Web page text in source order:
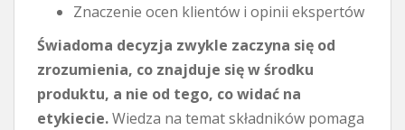
Znaczenie ocen klientów i opinii ekspertów
Świadoma decyzja zwykle zaczyna się od
zrozumienia, co znajduje się w środku
produktu, a nie od tego, co widać na
etykiecie.Wiedza na temat składników pomaga